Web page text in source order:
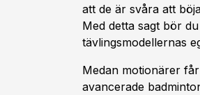
att de är svåra att
Med detta sagt bör
tävlingsmodellernas
Medan motionärer
avancerade